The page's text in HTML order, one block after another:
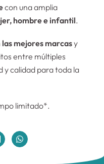
con una amplia
hombre e infantil.
las mejores marcasy
entre múltiples
y calidad para toda la
limitado*.